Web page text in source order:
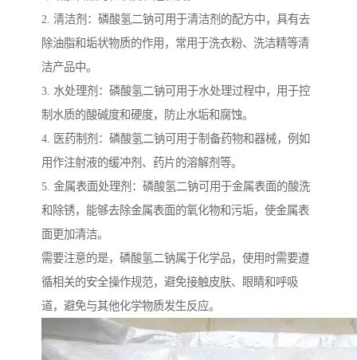
2. 清洁剂：磷酸氢二钠可用于清洁剂的配方中，具有去
除油脂和垢状物质的作用，常用于洗衣粉、洗洁精等清
洁产品中。
3. 水处理剂：磷酸氢二钠可用于水处理过程中，用于控
制水质的酸碱度和硬度，防止水垢和腐蚀。
4. 医药制剂：磷酸氢二钠可用于制备药物和器械，例如
用作注射液的缓冲剂、药片的溶解剂等。
5. 金属表面处理剂：磷酸氢二钠可用于金属表面的酸洗
和除锈，能够去除金属表面的氧化物和污垢，使金属表
面更加清洁。
需要注意的是，磷酸氢二钠属于化学品，使用时需要遵
循相关的安全操作规范，避免接触皮肤、眼睛和呼吸
道，避免与其他化学物质发生反应。